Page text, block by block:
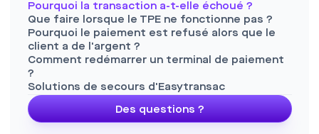
Pourquoi la transaction a-t-elle échoué ?
Que faire lorsque le TPE ne fonctionne pas ?
Pourquoi le paiement est refusé alors que le
client a de l'argent ?
Comment redémarrer un terminal de paiement
?
Solutions de secours d'Easytransac
Des questions ?